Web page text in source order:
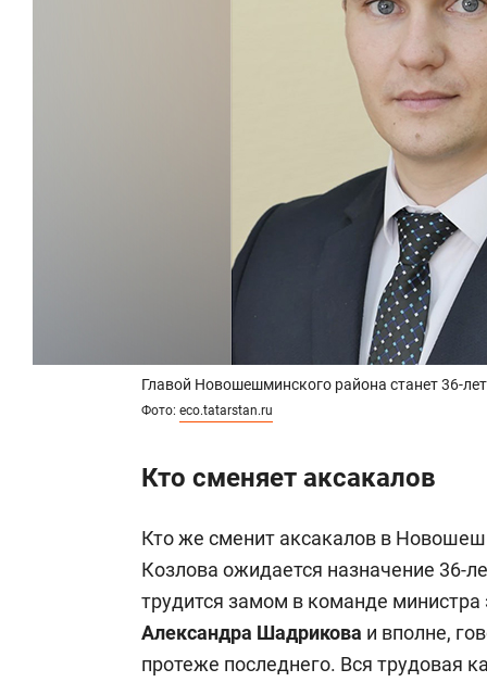
Главой Новошешминского района станет 36-
Фото: eco.tatarstan.ru
Кто сменяет аксакалов
Кто же сменит аксакалов в
Козлова ожидается назначение 36-
трудится замом в команде
Александра Шадрикова и вполне,
протеже последнего. Вся трудовая